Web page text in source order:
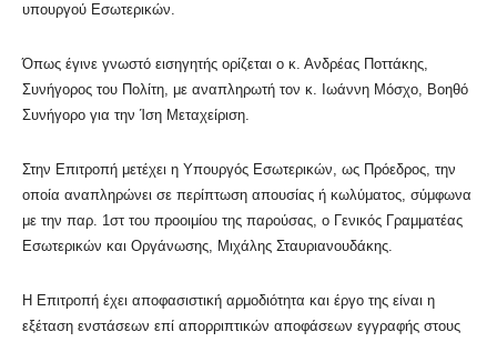
υπουργού Εσωτερικών.
Όπως έγινε γνωστό εισηγητής ορίζεται ο κ. Ανδρέας Ποττάκης,
Συνήγορος του Πολίτη, με αναπληρωτή τον κ. Ιωάννη Μόσχο, Βοηθό
Συνήγορο για την Ίση Μεταχείριση.
Στην Επιτροπή μετέχει η Υπουργός Εσωτερικών, ως Πρόεδρος, την
οποία αναπληρώνει σε περίπτωση απουσίας ή κωλύματος, σύμφωνα
με την παρ. 1στ του προοιμίου της παρούσας, ο Γενικός Γραμματέας
Εσωτερικών και Οργάνωσης, Μιχάλης Σταυριανουδάκης.
Η Επιτροπή έχει αποφασιστική αρμοδιότητα και έργο της είναι η
εξέταση ενστάσεων επί απορριπτικών αποφάσεων εγγραφής στους